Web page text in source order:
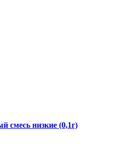
смесь низкие (0,1г)